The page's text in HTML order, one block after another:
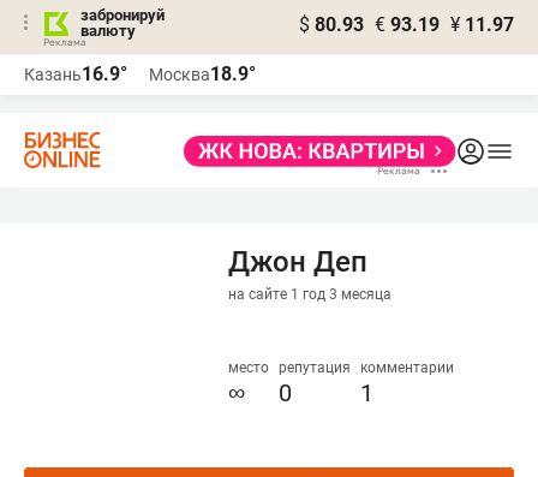
забронируй
валюту
$ 80.93 € 93.19 ¥ 11.97
Казань16.9° Москва18.9°
Джон Деп
на сайте 1 год 3 месяца
место
∞
репутация
0
комментарии
1